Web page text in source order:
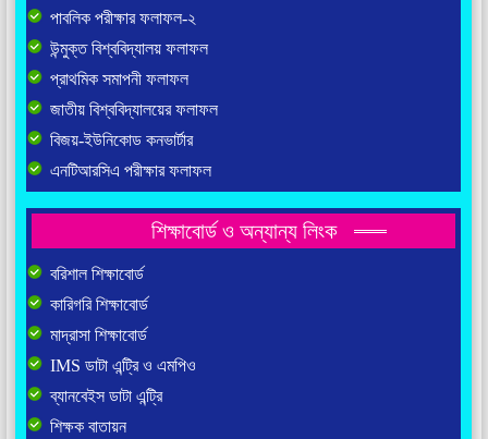
পাবলিক পরীক্ষার ফলাফল-২
উন্মুক্ত বিশ্ববিদ্যালয় ফলাফল
প্রাথমিক সমাপনী ফলাফল
জাতীয় বিশ্ববিদ্যালয়ের ফলাফল
বিজয়-ইউনিকোড কনভার্টার
এনটিআরসিএ পরীক্ষার ফলাফল
শিক্ষাবোর্ড ও অন্যান্য লিংক
বরিশাল শিক্ষাবোর্ড
কারিগরি শিক্ষাবোর্ড
মাদ্রাসা শিক্ষাবোর্ড
IMS ডাটা এন্ট্রি ও এমপিও
ব্যানবেইস ডাটা এন্ট্রি
শিক্ষক বাতায়ন